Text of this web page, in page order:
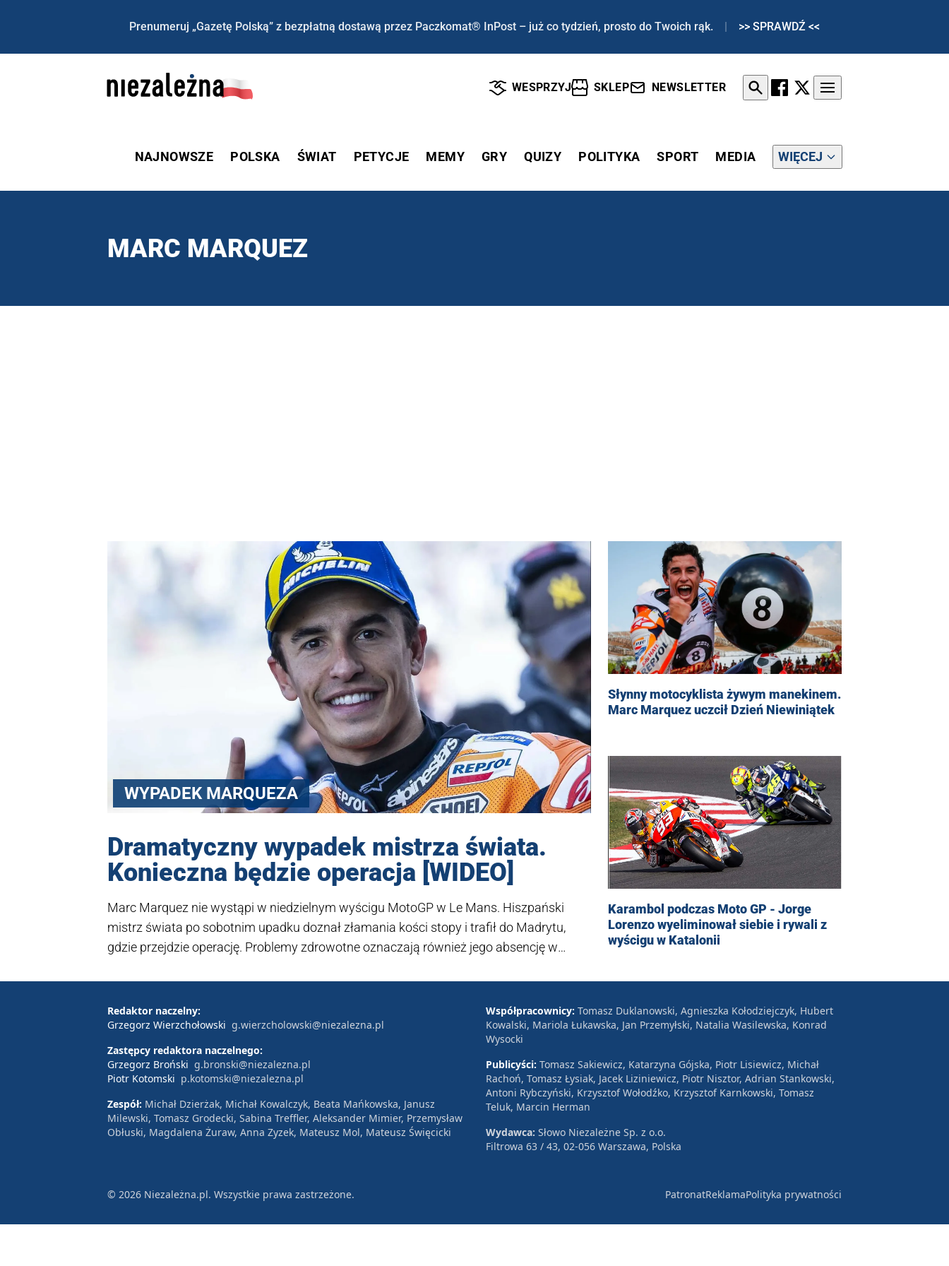
Prenumeruj „Gazetę Polską” z bezpłatną dostawą przez Paczkomat® InPost – już co tydzień, prosto do Twoich rąk. | >> SPRAWDŹ <<
WESPRZYJ SKLEP NEWSLETTER
NAJNOWSZE POLSKA ŚWIAT PETYCJE MEMY GRY QUIZY POLITYKA SPORT MEDIA WIĘCEJ
MARC MARQUEZ
WYPADEK MARQUEZA
Dramatyczny wypadek mistrza świata.
Konieczna będzie operacja [WIDEO]
Marc Marquez nie wystąpi w niedzielnym wyścigu MotoGP w Le Mans. Hiszpański
mistrz świata po sobotnim upadku doznał złamania kości stopy i trafił do Madrytu,
gdzie przejdzie operację. Problemy zdrowotne oznaczają również jego absencję w
Słynny motocyklista żywym manekinem.
Marc Marquez uczcił Dzień Niewiniątek
Karambol podczas Moto GP - Jorge
Lorenzo wyeliminował siebie i rywali z
wyścigu w Katalonii
Redaktor naczelny:
Grzegorz Wierzchołowski g.wierzcholowski@niezalezna.pl
Zastępcy redaktora naczelnego:
Grzegorz Broński g.bronski@niezalezna.pl
Piotr Kotomski p.kotomski@niezalezna.pl
Zespół: Michał Dzierżak, Michał Kowalczyk, Beata Mańkowska, Janusz
Milewski, Tomasz Grodecki, Sabina Treffler, Aleksander Mimier, Przemysław
Obłuski, Magdalena Żuraw, Anna Zyzek, Mateusz Mol, Mateusz Święcicki
Współpracownicy: Tomasz Duklanowski, Agnieszka Kołodziejczyk, Hubert
Kowalski, Mariola Łukawska, Jan Przemyłski, Natalia Wasilewska, Konrad
Wysocki
Publicyści: Tomasz Sakiewicz, Katarzyna Gójska, Piotr Lisiewicz, Michał
Rachoń, Tomasz Łysiak, Jacek Liziniewicz, Piotr Nisztor, Adrian Stankowski,
Antoni Rybczyński, Krzysztof Wołodźko, Krzysztof Karnkowski, Tomasz
Teluk, Marcin Herman
Wydawca: Słowo Niezależne Sp. z o.o.
Filtrowa 63 / 43, 02-056 Warszawa, Polska
© 2026 Niezależna.pl. Wszystkie prawa zastrzeżone. PatronatReklamaPolityka prywatności